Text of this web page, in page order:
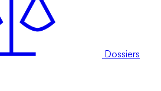
Dossiers